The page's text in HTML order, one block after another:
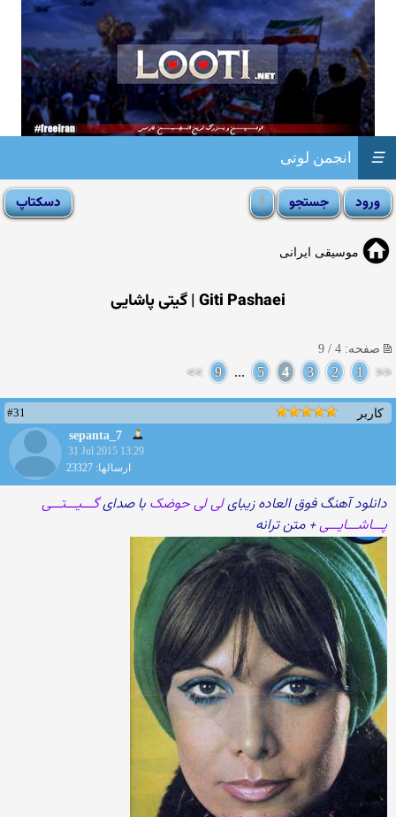
انجمن لوتی ☰
موسیقی ایرانی
Giti Pashaei | گیتی پاشایی
صفحه: 4 / 9
<<
1
2
3
4
5
...
9
>>
کاربر
#31
sepanta_7
31 Jul 2015 13:29
ارسالها: 23327
دانلود آهنگ فوق العاده زیبایلی لی حوضک با صدایگـــیـــتـــی
پـــاشـــایـــی+ متن ترانه